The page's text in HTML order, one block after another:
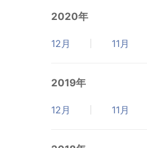
2020年
12月 11月
2019年
12月 11月